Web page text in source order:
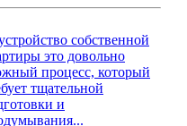
собственной
это довольно
процесс, который
тщательной
и